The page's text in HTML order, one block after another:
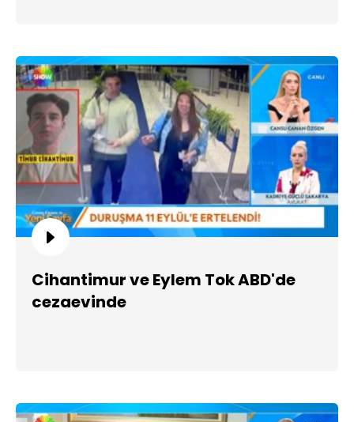
Cihantimur ve Eylem Tok ABD'de
cezaevinde